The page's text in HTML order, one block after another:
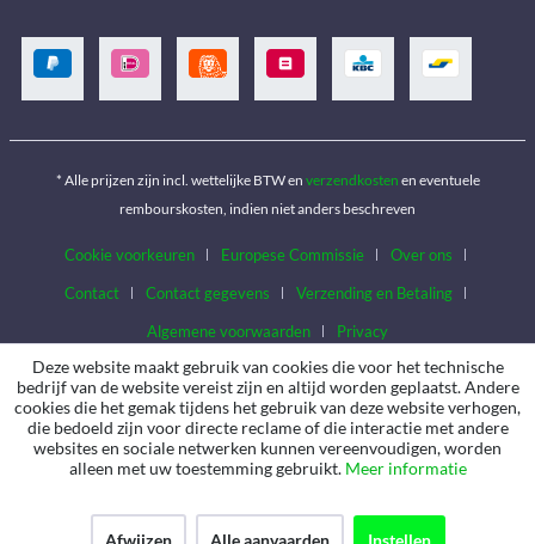
* Alle prijzen zijn incl. wettelijke BTW en verzendkosten en eventuele
rembourskosten, indien niet anders beschreven
Cookie voorkeuren Europese Commissie
Over ons
Contact
Contact gegevens
Verzending en Betaling
Algemene voorwaarden
Privacy
Deze website maakt gebruik van cookies die voor het technische
bedrijf van de website vereist zijn en altijd worden geplaatst. Andere
cookies die het gemak tijdens het gebruik van deze website verhogen,
die bedoeld zijn voor directe reclame of die interactie met andere
websites en sociale netwerken kunnen vereenvoudigen, worden
alleen met uw toestemming gebruikt. Meer informatie
Afwijzen Alle aanvaarden Instellen